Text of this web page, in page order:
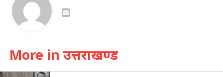
More in उत्तराखण्ड